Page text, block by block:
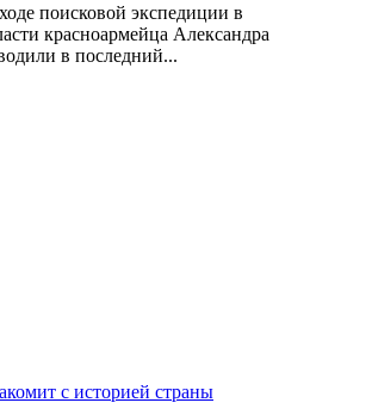
поисковой экспедиции в
красноармейца Александра
в последний...
с историей страны